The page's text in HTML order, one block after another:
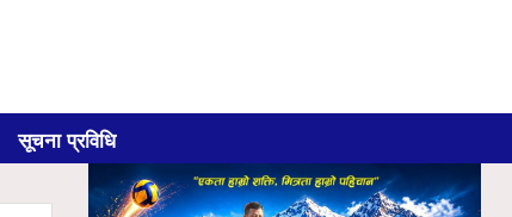
सूचना प्रविधि